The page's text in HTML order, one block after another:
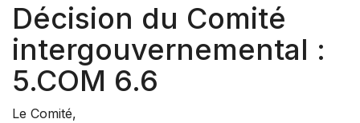
Décision du Comité
intergouvernemental :
5.COM 6.6
Le Comité,